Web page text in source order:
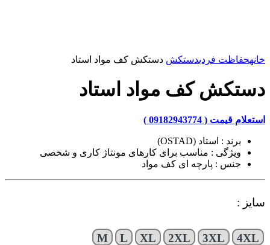
خانهحفاظت فردیدستکش دستکش کف مواد استاد
دستکش کف مواد استاد
استعلام قیمت ( 09182943774 )
برند : استاد (OSTAD)
ویژگی : مناسب برای کارهای مونتاژ کاری و شخصی
جنس : پارچه ای کف مواد
سایز :
M L XL 2XL 3XL 4XL